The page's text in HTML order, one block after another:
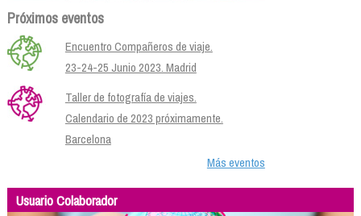
Próximos eventos
Encuentro Compañeros de viaje.
23-24-25 Junio 2023. Madrid
Taller de fotografía de viajes.
Calendario de 2023 próximamente.
Barcelona
Más eventos
Usuario Colaborador